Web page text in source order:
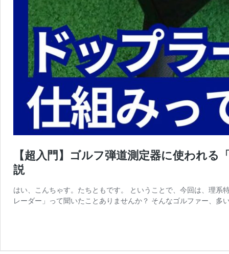
【超入門】ゴルフ弾道測定器に使われ
説
はい、こんちゃす。たちともです。 ということで、今回は、理
レーダー」って聞いたことありませんか？ そんなゴルファー、